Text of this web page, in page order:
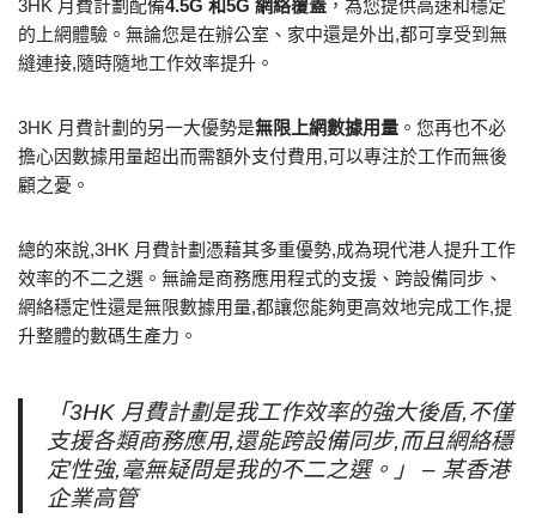
3HK 月費計劃配備4.5G 和5G 網絡覆蓋 ，為您提供高速和穩定
的上網體驗。無論您是在辦公室、家中還是外出,都可享受到無
縫連接,隨時隨地工作效率提升。
3HK 月費計劃的另一大優勢是無限上網數據用量 。您再也不必
擔心因數據用量超出而需額外支付費用,可以專注於工作而無後
顧之憂。
總的來說,3HK 月費計劃憑藉其多重優勢,成為現代港人提升工作
效率的不二之選。無論是商務應用程式的支援、跨設備同步、
網絡穩定性還是無限數據用量,都讓您能夠更高效地完成工作,提
升整體的數碼生產力。
「3HK 月費計劃是我工作效率的強大後盾,不僅
支援各類商務應用,還能跨設備同步,而且網絡穩
定性強,毫無疑問是我的不二之選。」 – 某香港
企業高管